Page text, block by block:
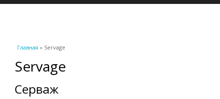
Вы здесь
Главная » Servage
Servage
Серваж